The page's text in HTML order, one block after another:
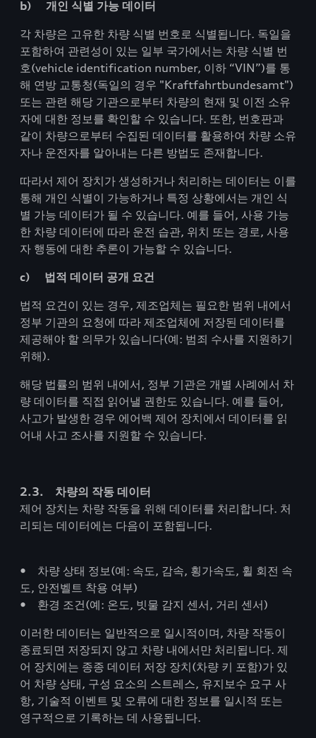
b) 개인 식별 가능 데이터
각 차량은 고유한 차량 식별 번호로 식별됩니다. 독일을
포함하여 관련성이 있는 일부 국가에서는 차량 식별 번
호(vehicle identification number, 이하 “VIN”)를 통
해 연방 교통청(독일의 경우 "Kraftfahrtbundesamt")
또는 관련 해당 기관으로부터 차량의 현재 및 이전 소유
자에 대한 정보를 확인할 수 있습니다. 또한, 번호판과
같이 차량으로부터 수집된 데이터를 활용하여 차량 소유
자나 운전자를 알아내는 다른 방법도 존재합니다.
따라서 제어 장치가 생성하거나 처리하는 데이터는 이를
통해 개인 식별이 가능하거나 특정 상황에서는 개인 식
별 가능 데이터가 될 수 있습니다. 예를 들어, 사용 가능
한 차량 데이터에 따라 운전 습관, 위치 또는 경로, 사용
자 행동에 대한 추론이 가능할 수 있습니다.
c) 법적 데이터 공개 요건
법적 요건이 있는 경우, 제조업체는 필요한 범위 내에서
정부 기관의 요청에 따라 제조업체에 저장된 데이터를
제공해야 할 의무가 있습니다(예: 범죄 수사를 지원하기
위해).
해당 법률의 범위 내에서, 정부 기관은 개별 사례에서 차
량 데이터를 직접 읽어낼 권한도 있습니다. 예를 들어,
사고가 발생한 경우 에어백 제어 장치에서 데이터를 읽
어내 사고 조사를 지원할 수 있습니다.
2.3. 차량의 작동 데이터
제어 장치는 차량 작동을 위해 데이터를 처리합니다. 처
리되는 데이터에는 다음이 포함됩니다.
• 차량 상태 정보(예: 속도, 감속, 횡가속도, 휠 회전 속
도, 안전벨트 착용 여부)
• 환경 조건(예: 온도, 빗물 감지 센서, 거리 센서)
이러한 데이터는 일반적으로 일시적이며, 차량 작동이
종료되면 저장되지 않고 차량 내에서만 처리됩니다. 제
어 장치에는 종종 데이터 저장 장치(차량 키 포함)가 있
어 차량 상태, 구성 요소의 스트레스, 유지보수 요구 사
항, 기술적 이벤트 및 오류에 대한 정보를 일시적 또는
영구적으로 기록하는 데 사용됩니다.